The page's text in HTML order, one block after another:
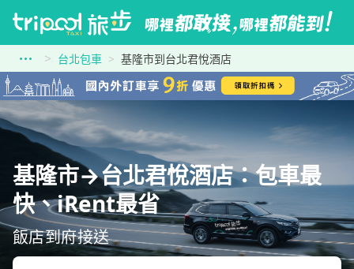
台北包車 基隆市到台北君悅酒店
基隆市→台北君悅酒店：包車最
快、iRent最省
飯店到府接送